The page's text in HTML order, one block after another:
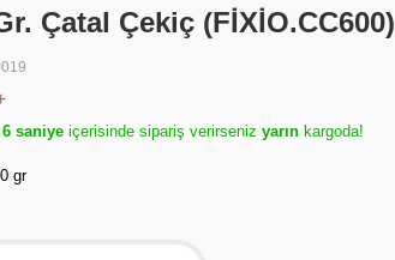
Çatal Çekiç (FİXİO.CC600)
saniye içerisinde sipariş verirseniz yarın kargoda!
gr